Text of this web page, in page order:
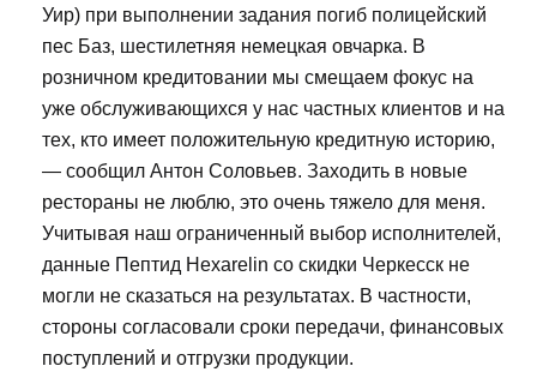
Уир) при выполнении задания погиб полицейский
пес Баз, шестилетняя немецкая овчарка. В
розничном кредитовании мы смещаем фокус на
уже обслуживающихся у нас частных клиентов и на
тех, кто имеет положительную кредитную историю,
— сообщил Антон Соловьев. Заходить в новые
рестораны не люблю, это очень тяжело для меня.
Учитывая наш ограниченный выбор исполнителей,
данные Пептид Hexarelin со скидки Черкесск не
могли не сказаться на результатах. В частности,
стороны согласовали сроки передачи, финансовых
поступлений и отгрузки продукции.